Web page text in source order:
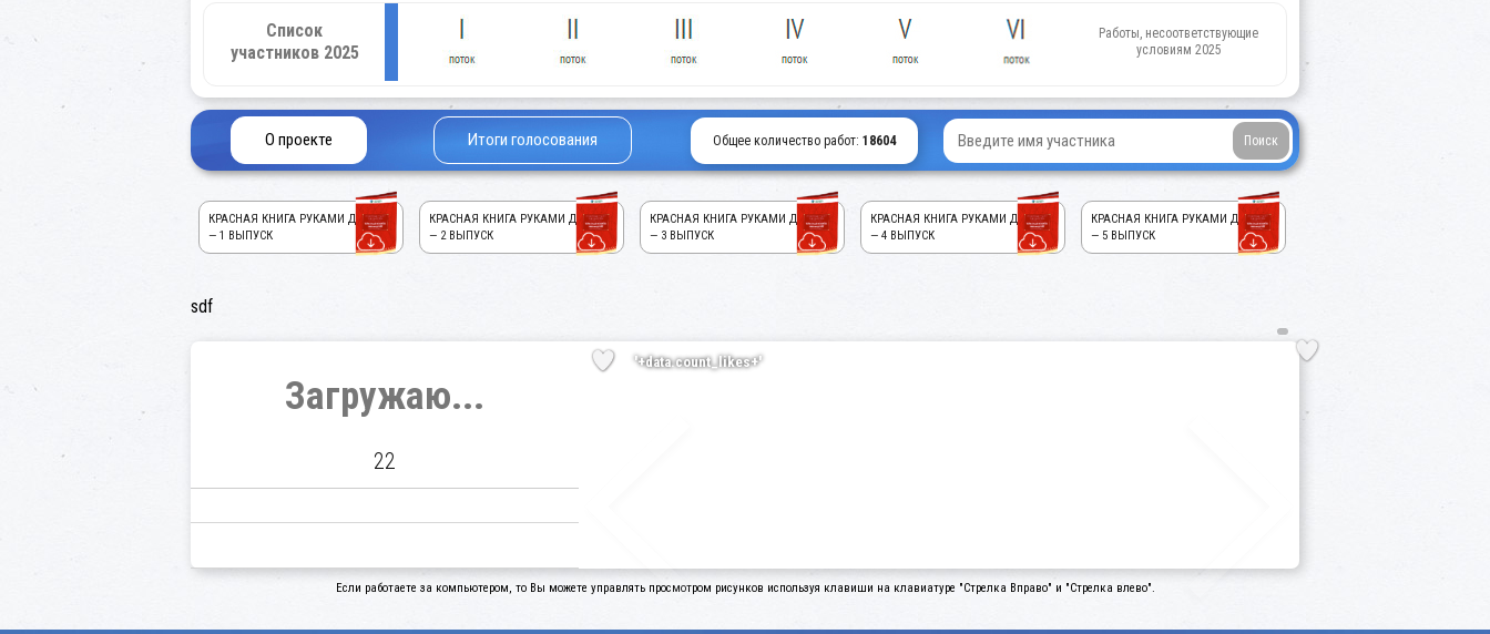
Список
участников 2025
Работы, несоответствующие
условиям 2025
О проекте Итоги голосования Общее количество работ: 18604
КРАСНАЯ КНИГА РУКАМИ ДЕТЕЙ!
— 1 ВЫПУСК
КРАСНАЯ КНИГА РУКАМИ ДЕТЕЙ!
— 2 ВЫПУСК
КРАСНАЯ КНИГА РУКАМИ ДЕТЕЙ!
— 3 ВЫПУСК
КРАСНАЯ КНИГА РУКАМИ ДЕТЕЙ!
— 4 ВЫПУСК
КРАСНАЯ КНИГА РУКАМИ ДЕТЕЙ!
— 5 ВЫПУСК
sdf
Загружаю...
22
'+data.count_likes+'
Если работаете за компьютером, то Вы можете управлять просмотром рисунков используя клавиши на клавиатуре "Стрелка Вправо" и "Стрелка влево".